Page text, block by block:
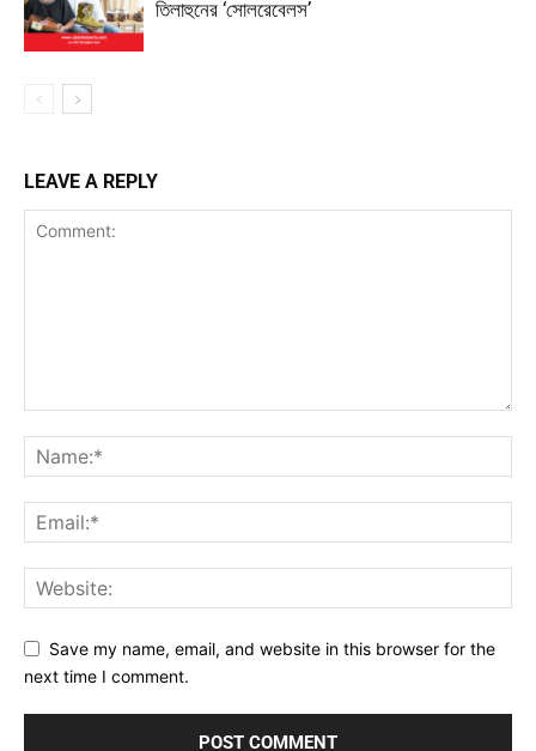
তিলাহুনের ‘সোলরেবেলস’
LEAVE A REPLY
Save my name, email, and website in this browser for the
next time I comment.